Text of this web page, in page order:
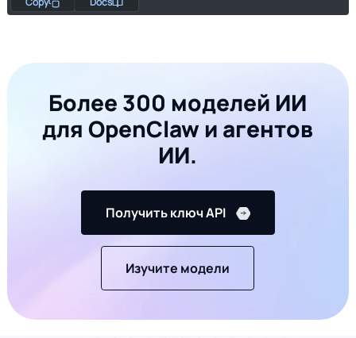
main ();
Более 300 моделей ИИ
для OpenClaw и агентов
ИИ.
Получить ключ API
Изучите модели